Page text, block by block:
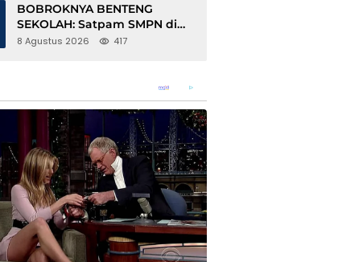
BOBROKNYA BENTENG
SEKOLAH: Satpam SMPN di
Bandar Lampung Diduga
8 Agustus 2026 417